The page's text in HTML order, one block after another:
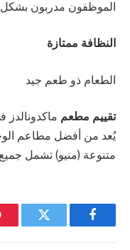
الموظفون مدربون
النظافة ممتازة
الطعام ذو طعم جيد
تقييم مطعم ماكدونالدز في
يُعد من أفضل مطاعم
متنوعة (منيو) تشمل
فيسبوك تويتر